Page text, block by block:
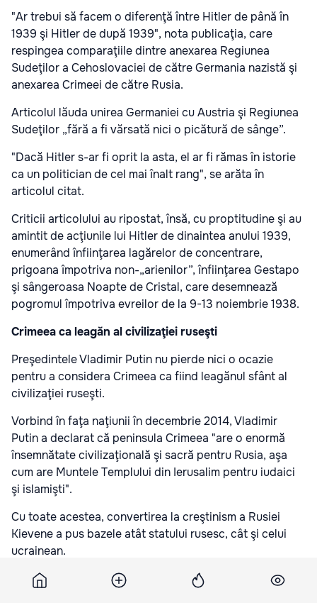
"Ar trebui să facem o diferenţă între Hitler de până în
1939 şi Hitler de după 1939", nota publicaţia, care
respingea comparaţiile dintre anexarea Regiunea
Sudeţilor a Cehoslovaciei de către Germania nazistă şi
anexarea Crimeei de către Rusia.
Articolul lăuda unirea Germaniei cu Austria şi Regiunea
Sudeţilor „fără a fi vărsată nici o picătură de sânge”.
"Dacă Hitler s-ar fi oprit la asta, el ar fi rămas în istorie
ca un politician de cel mai înalt rang", se arăta în
articolul citat.
Criticii articolului au ripostat, însă, cu proptitudine şi au
amintit de acţiunile lui Hitler de dinaintea anului 1939,
enumerând înfiinţarea lagărelor de concentrare,
prigoana împotriva non-„arienilor”, înfiinţarea Gestapo
şi sângeroasa Noapte de Cristal, care desemnează
pogromul împotriva evreilor de la 9-13 noiembrie 1938.
Crimeea ca leagăn al civilizaţiei ruseşti
Preşedintele Vladimir Putin nu pierde nici o ocazie
pentru a considera Crimeea ca fiind leagănul sfânt al
civilizaţiei ruseşti.
Vorbind în faţa naţiunii în decembrie 2014, Vladimir
Putin a declarat că peninsula Crimeea "are o enormă
însemnătate civilizaţională şi sacră pentru Rusia, aşa
cum are Muntele Templului din Ierusalim pentru iudaici
şi islamişti".
Cu toate acestea, convertirea la creştinism a Rusiei
Kievene a pus bazele atât statului rusesc, cât şi celui
ucrainean.
Mai mult decât atât, Crimeea a găzduit, de-a lungul